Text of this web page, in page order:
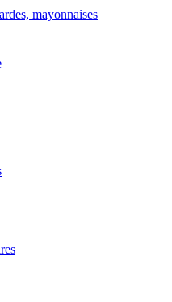
mayonnaises